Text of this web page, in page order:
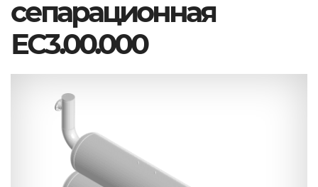
сепарационная
ЕС3.00.000